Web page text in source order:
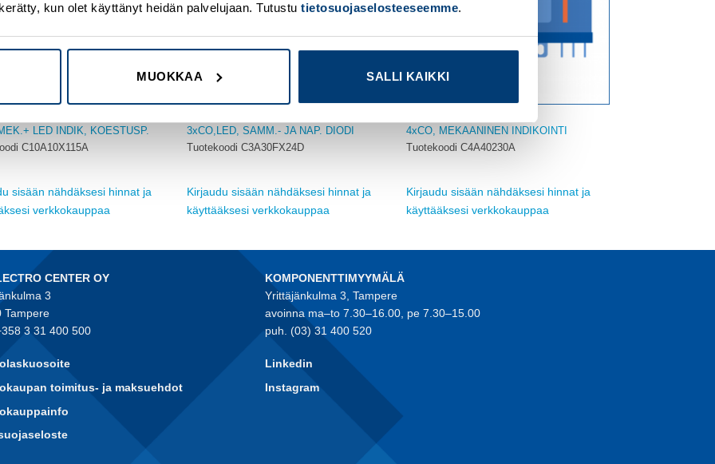
kun olet käyttänyt heidän palvelujaan. Tutustu tietosuojaselosteeseemme.
MUOKKAA SALLI KAIKKI
LED INDIK, KOESTUSP.
C10A10X115A
sisään nähdäksesi hinnat ja
verkkokauppaa
3xCO,LED, SAMM.- JA NAP. DIODI
Tuotekoodi C3A30FX24D
Kirjaudu sisään nähdäksesi hinnat ja
käyttääksesi verkkokauppaa
4xCO, MEKAANINEN INDIKOINTI
Tuotekoodi C4A40230A
Kirjaudu sisään nähdäksesi hinnat ja
käyttääksesi verkkokauppaa
CENTER OY
3
Tampere
3 31 400 500
toimitus- ja maksuehdot
KOMPONENTTIMYYMÄLÄ
Yrittäjänkulma 3, Tampere
avoinna ma–to 7.30–16.00, pe 7.30–15.00
puh. (03) 31 400 520
Linkedin
Instagram